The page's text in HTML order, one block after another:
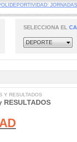
JORNADAS
SELECCIONA EL
DEPORTE
Y RESULTADOS
RESULTADOS